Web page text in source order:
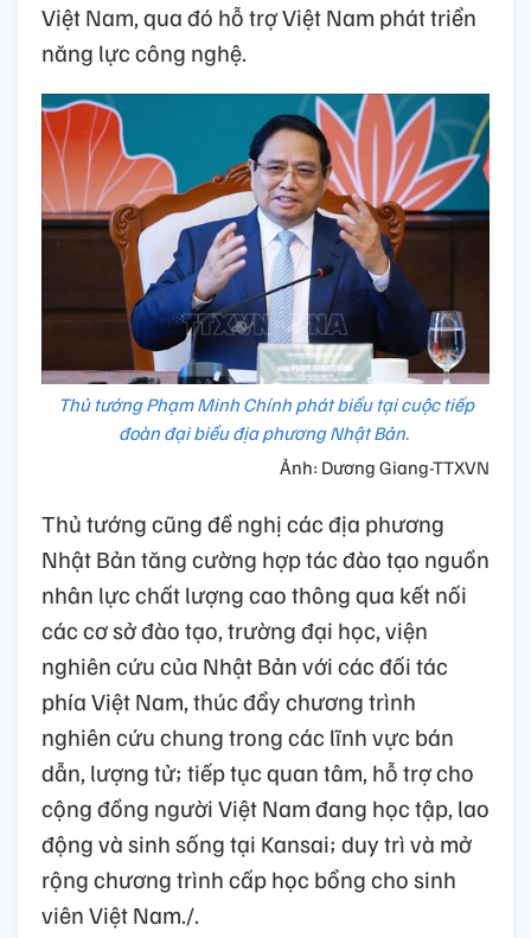
Việt Nam, qua đó hỗ trợ Việt Nam phát triển
năng lực công nghệ.
Thủ tướng Phạm Minh Chính phát biểu tại cuộc tiếp
đoàn đại biểu địa phương Nhật Bản.
Ảnh: Dương Giang-TTXVN
Thủ tướng cũng đề nghị các địa phương
Nhật Bản tăng cường hợp tác đào tạo nguồn
nhân lực chất lượng cao thông qua kết nối
các cơ sở đào tạo, trường đại học, viện
nghiên cứu của Nhật Bản với các đối tác
phía Việt Nam, thúc đẩy chương trình
nghiên cứu chung trong các lĩnh vực bán
dẫn, lượng tử; tiếp tục quan tâm, hỗ trợ cho
cộng đồng người Việt Nam đang học tập, lao
động và sinh sống tại Kansai; duy trì và mở
rộng chương trình cấp học bổng cho sinh
viên Việt Nam./.